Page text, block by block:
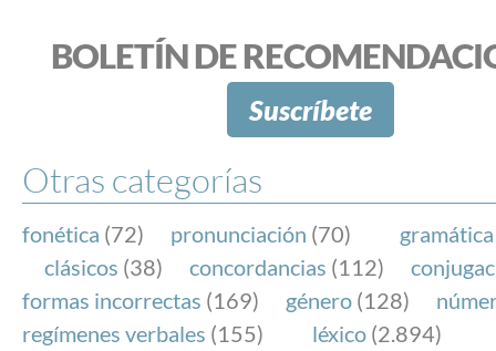
BOLETÍN DE
Suscríbete
Otras categorías
fonética (72) pronunciación (70) gramática
clásicos (38) concordancias (112)
formas incorrectas (169) género (128)
regímenes verbales (155) léxico (2.894)